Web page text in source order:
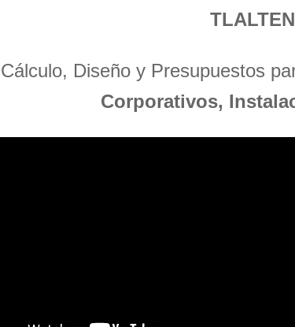
Cálculo, Diseño y Presupuestos
Corporativos,